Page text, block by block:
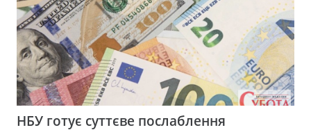
НБУ готує суттєве послаблення